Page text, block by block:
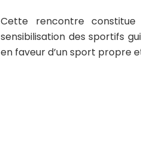
Cette rencontre
sensibilisation des sportifs
en faveur d’un sport propre